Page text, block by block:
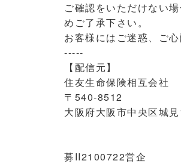
ご確認をいただけない
めご了承下さい。
お客様にはご迷惑、ご
-----
【配信元】
住友生命保険相互会社
〒540-8512
大阪府大阪市中央区城
募II2100722営企